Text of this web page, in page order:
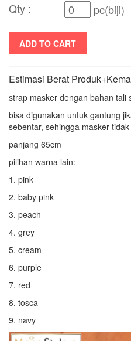
Qty :
pc(biji)
ADD TO CART
Estimasi Berat
strap masker dengan bahan tali
bisa digunakan untuk gantung
sebentar, sehingga masker
panjang 65cm
pilihan warna lain:
1. pink
2. baby pink
3. peach
4. grey
5. cream
6. purple
7. red
8. tosca
9. navy